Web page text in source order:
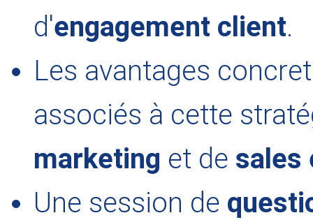
d'engagement client.
Les avantages
associés à cette
marketing et de sales
Une session de